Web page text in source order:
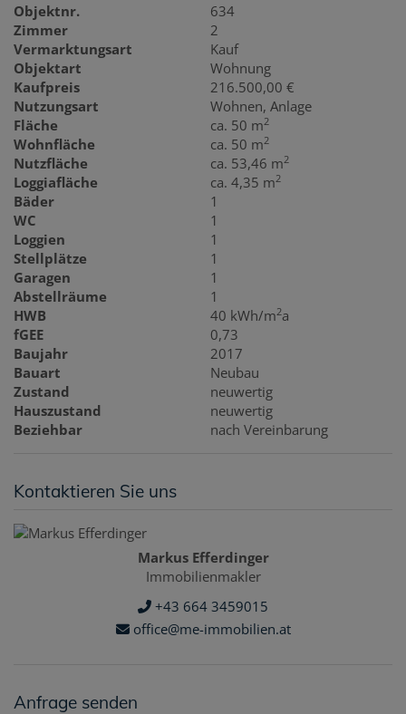
Objektnr.
634
Zimmer
2
Vermarktungsart
Kauf
Objektart
Wohnung
Kaufpreis
216.500,00 €
Nutzungsart
Wohnen Anlage
Fläche
ca. 50 m2
Wohnfläche ca. 50 m2
Nutzfläche ca. 53,46 m2
Loggiafläche ca. 4,35 m2
Bäder
1
WC
1
Loggien
1
Stellplätze
1
Garagen
1
Abstellräume
1
HWB
40 kWh/m2a
fGEE
0,73
Baujahr
2017
Bauart
Neubau
Zustand
neuwertig
Hauszustand
neuwertig
Beziehbar
nach Vereinbarung
Kontaktieren Sie uns
Markus Efferdinger
Immobilienmakler
+43 664 3459015
office@me-immobilien.at
Anfrage senden